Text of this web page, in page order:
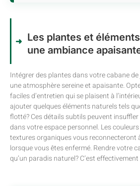
Les plantes et
une ambiance
Intégrer des plantes dans votre cabane
une atmosphère sereine et apaisante.
faciles d’entretien qui se plaisent à
ajouter quelques éléments naturels tels
flotté? Ces détails subtils peuvent
dans votre espace personnel. Les
textures organiques vous reconnecteront
lorsque vous êtes enfermé. Rendre votre
qu’un paradis naturel? C’est